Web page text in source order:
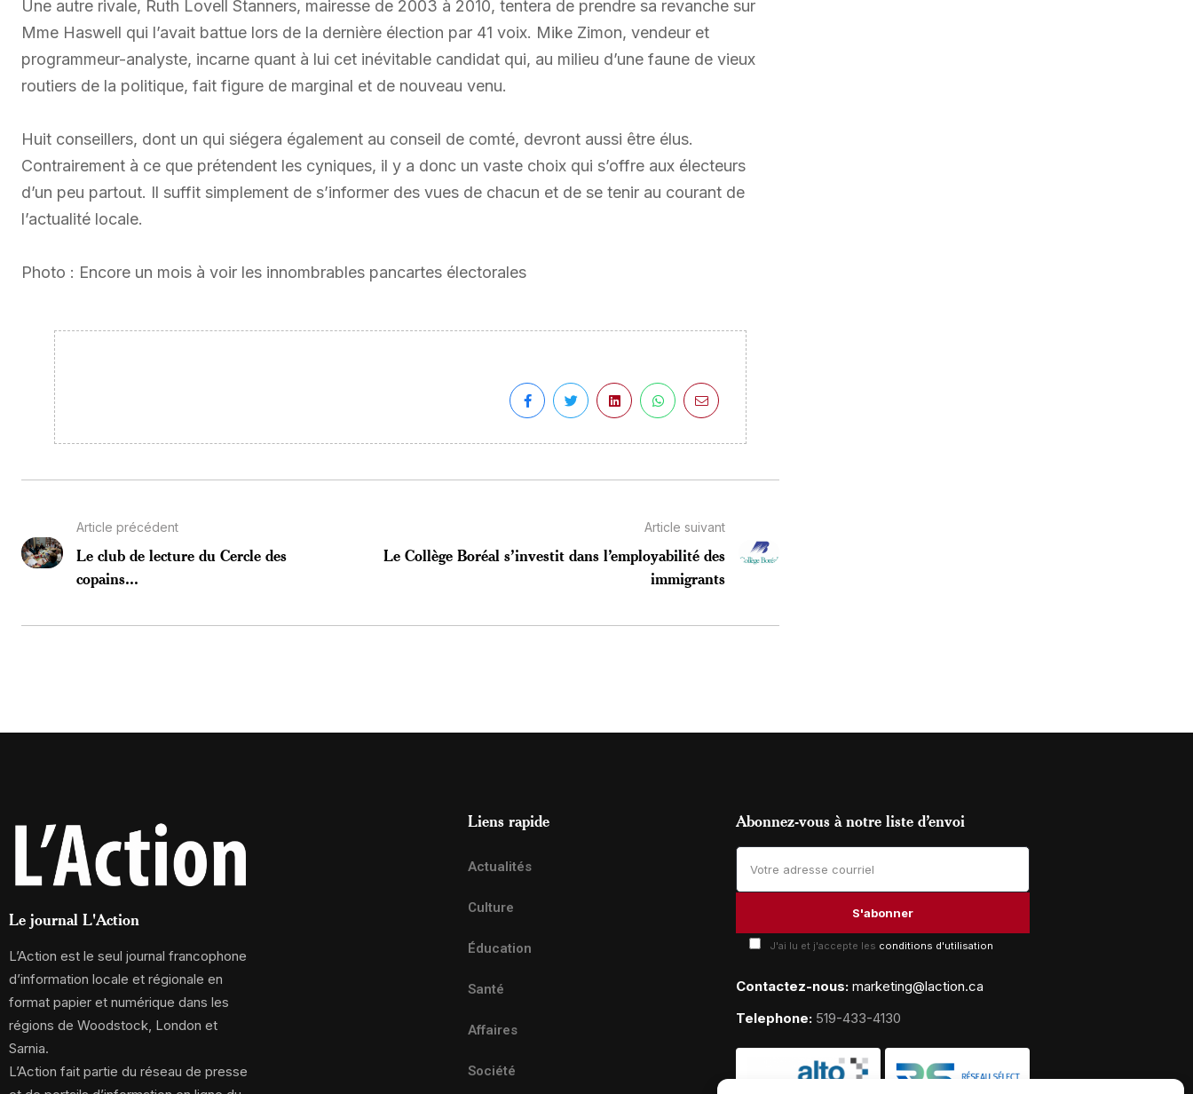
Une autre rivale, Ruth Lovell Stanners, mairesse de 2003 à 2010, tentera de prendre sa revanche sur
Mme Haswell qui l’avait battue lors de la dernière élection par 41 voix. Mike Zimon, vendeur et
programmeur-analyste, incarne quant à lui cet inévitable candidat qui, au milieu d’une faune de vieux
routiers de la politique, fait figure de marginal et de nouveau venu.
Huit conseillers, dont un qui siégera également au conseil de comté, devront aussi être élus.
Contrairement à ce que prétendent les cyniques, il y a donc un vaste choix qui s’offre aux électeurs
d’un peu partout. Il suffit simplement de s’informer des vues de chacun et de se tenir au courant de
l’actualité locale.
Photo : Encore un mois à voir les innombrables pancartes électorales
Article précédent
Le club de lecture du Cercle des
copains...
Article suivant
Le Collège Boréal s’investit dans l’employabilité des
immigrants
Le journal L'Action
L’Action est le seul journal francophone
d’information locale et régionale en
format papier et numérique dans les
régions de Woodstock, London et
Sarnia.
L’Action fait partie du réseau de presse
Liens rapide
Actualités
Culture
Éducation
Santé
Affaires
Société
Abonnez-vous à notre liste d’envoi
J'ai lu et j'accepte les conditions d'utilisation
Contactez-nous: marketing@laction.ca
Telephone: 519-433-4130